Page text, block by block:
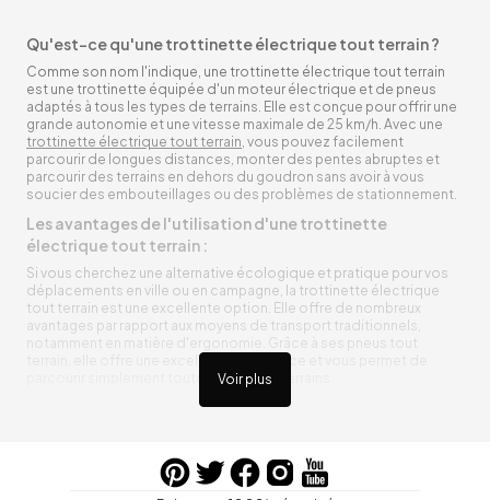
Voir plus
Qu'est-ce qu'une trottinette électrique tout terrain ?
Comme son nom l'indique, une trottinette électrique tout terrain
est une trottinette équipée d'un moteur électrique et de pneus
adaptés à tous les types de terrains. Elle est conçue pour offrir une
grande autonomie et une vitesse maximale de 25 km/h. Avec une
trottinette électrique tout terrain, vous pouvez facilement
parcourir de longues distances, monter des pentes abruptes et
parcourir des terrains en dehors du goudron sans avoir à vous
soucier des embouteillages ou des problèmes de stationnement.
Les avantages de l'utilisation d'une trottinette
électrique tout terrain :
Si vous cherchez une alternative écologique et pratique pour vos
déplacements en ville ou en campagne, la trottinette électrique
tout terrain est une excellente option. Elle offre de nombreux
avantages par rapport aux moyens de transport traditionnels,
notamment en matière d'ergonomie. Grâce à ses pneus tout
terrain, elle offre une excellente adhérence et vous permet de
parcourir simplement toutes sortes de terrains.
Trottinette électrique tout terrain ergonomique
entre vos trajets, vous n’aurez pas à vous soucier de l’état de sa
batterie. De plus, elle est équipée de pneus résistants qui peuvent